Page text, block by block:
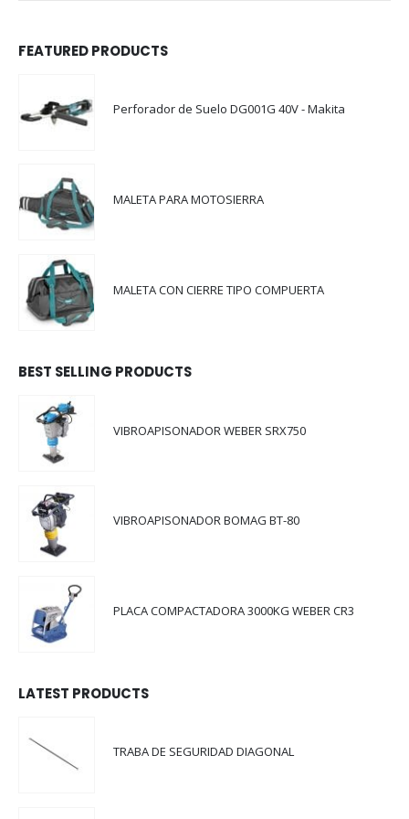
FEATURED PRODUCTS
Perforador de Suelo DG001G 40V - Makita
MALETA PARA MOTOSIERRA
MALETA CON CIERRE TIPO COMPUERTA
BEST SELLING PRODUCTS
VIBROAPISONADOR WEBER SRX750
VIBROAPISONADOR BOMAG BT-80
PLACA COMPACTADORA 3000KG WEBER CR3
LATEST PRODUCTS
TRABA DE SEGURIDAD DIAGONAL